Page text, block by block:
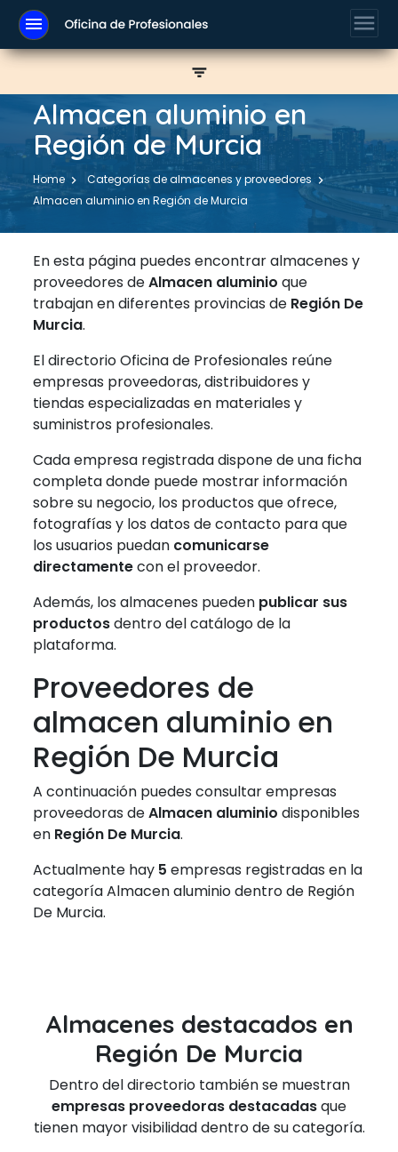
menu menu
Almacen aluminio en
Región de Murcia
Home
Categorías de almacenes y proveedores
Almacen aluminio en Región de Murcia
En esta página puedes encontrar almacenes y
proveedores deAlmacen aluminio que
trabajan en diferentes provincias de Región De
Murcia.
El directorio Oficina de Profesionales reúne
empresas proveedoras, distribuidores y
tiendas especializadas en materiales y
suministros profesionales.
Cada empresa registrada dispone de una ficha
completa donde puede mostrar información
sobre su negocio, los productos que ofrece,
fotografías y los datos de contacto para que
los usuarios puedan comunicarse
directamentecon el proveedor.
Además, los almacenes pueden publicar sus
productosdentro del catálogo de la
plataforma.
Proveedores de
almacen aluminio en
Región De Murcia
A continuación puedes consultar empresas
proveedoras deAlmacen aluminio disponibles
en Región De Murcia.
Actualmente hay 5 empresas registradas en la
categoría Almacen aluminio dentro de Región
De Murcia.
Almacenes destacados en
Región De Murcia
Dentro del directorio también se muestran
empresas proveedoras destacadasque
tienen mayor visibilidad dentro de su categoría.
filter_list